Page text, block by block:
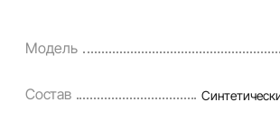
Модель
Состав